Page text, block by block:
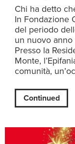
Chi ha detto
In Fondazione
del periodo
un nuovo anno
Presso la
Monte,
comunità,
Continued